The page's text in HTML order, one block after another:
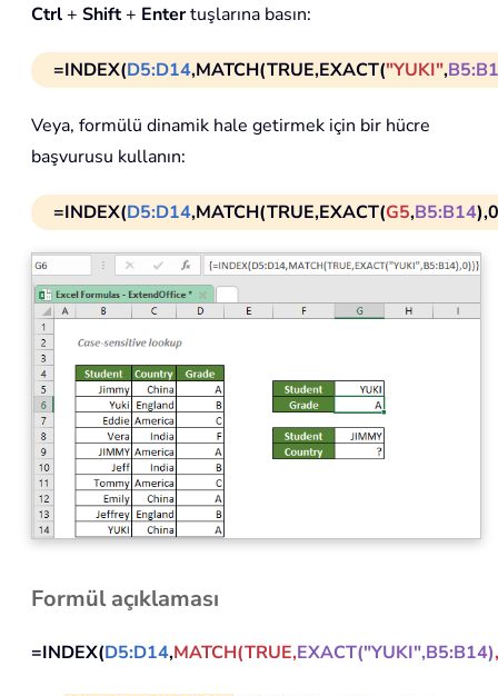
Ctrl+ Shift+ Entertuşlarına basın:
=INDEX(D5:D14,MATCH(TRUE,EXACT("YUKI",
Veya, formülü dinamik hale getirmek için bir hücre
başvurusu kullanın:
=INDEX(D5:D14,MATCH(TRUE,EXACT(G5,B5:B14
Formül açıklaması
=INDEX(D5:D14,MATCH(TRUE,EXACT("YUKI",B5:B14)